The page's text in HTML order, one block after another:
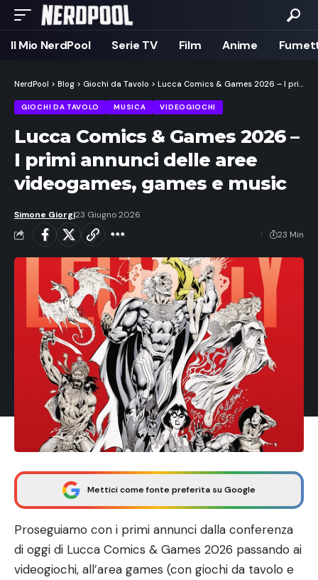
Il Mio NerdPool Serie TV Film Anime
NerdPool > Blog > Giochi da Tavolo > Lucca Comics & Games 2026 – I primi annunci delle aree videogames, games e music
GIOCHI DA TAVOLO MUSICA VIDEOGIOCHI
Lucca Comics & Games 2026 –
I primi annunci delle aree
videogames, games e music
Simone Giorgi23 Giugno 2026
23 Min
Mettici come fonte preferita su Google
Proseguiamo con i primi annunci dalla conferenza
di oggi di Lucca Comics & Games 2026 passando ai
videogiochi, all’area games (con giochi da tavolo e